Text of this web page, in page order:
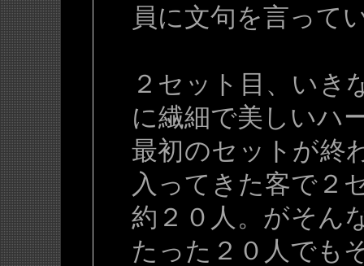
員に文句を言って
２セット目、いき
に繊細で美しいハ
最初のセットが終
入ってきた客で２
約２０人。がそ
たった２０人でも